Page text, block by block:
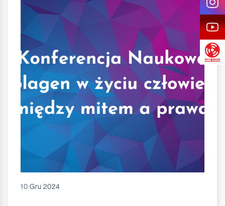
10 Gru 2024